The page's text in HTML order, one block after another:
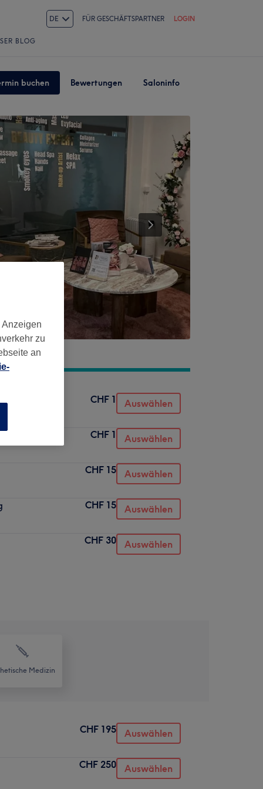
DE FÜR GESCHÄFTSPARTNER LOGIN
BLOG
buchen Bewertungen Saloninfo
CHF 1 Auswählen
CHF 1 Auswählen
CHF 15 Auswählen
CHF 15 Auswählen
CHF 30 Auswählen
Medizin
CHF 195 Auswählen
CHF 250 Auswählen
zu
an